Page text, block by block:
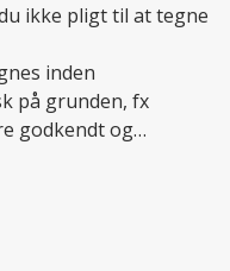
ikke pligt til at tegne
inden
på grunden, fx
godkendt og
professionelle
huset, som skal